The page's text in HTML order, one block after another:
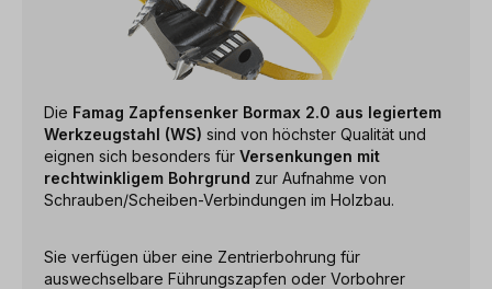
Die Famag Zapfensenker Bormax 2.0 aus legiertem
Werkzeugstahl (WS) sind von höchster Qualität und
eignen sich besonders für Versenkungen mit
rechtwinkligem Bohrgrund zur Aufnahme von
Schrauben/Scheiben-Verbindungen im Holzbau.
Sie verfügen über eine Zentrierbohrung für
auswechselbare Führungszapfen oder Vorbohrer